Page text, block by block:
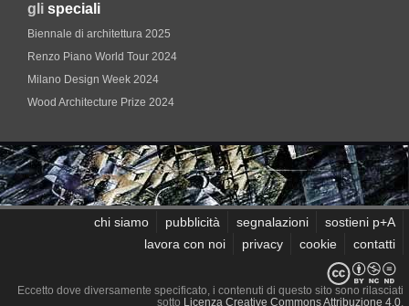
gli speciali
Biennale di architettura 2025
Renzo Piano World Tour 2024
Milano Design Week 2024
Wood Architecture Prize 2024
chi siamo pubblicità segnalazioni
sostieni p+A
lavora con noi
privacy cookie contatti
Eccetto dove diversamente specificato, i contenuti di questo sito sono rilasciati
sotto Licenza Creative Commons Attribuzione 4.0.